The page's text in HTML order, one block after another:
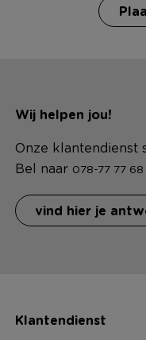
Wij helpen jou!
Onze klantendienst
Bel naar 078-77 77 68
vind hier je
Klantendienst